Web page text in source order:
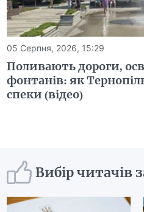
05 Серпня, 2026, 15:29
Поливають дороги,
фонтанів: як
спеки (відео)
Вибір читачів